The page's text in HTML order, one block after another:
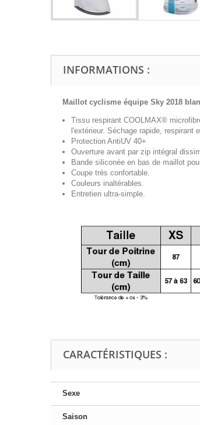
INFORMATIONS :
Maillot cyclisme équipe Sky 2018
Tissu respirant COOLMAX®
l'extérieur. Séchage rapide, respirant
Protection AntiUV 40+
Ouverture avant par zip intégral
Bande siliconée en bas de maillot
Coupe très confortable.
Couleurs inaltérables.
Entretien ultra-simple.
CARACTÉRISTIQUES :
Sexe
Saison